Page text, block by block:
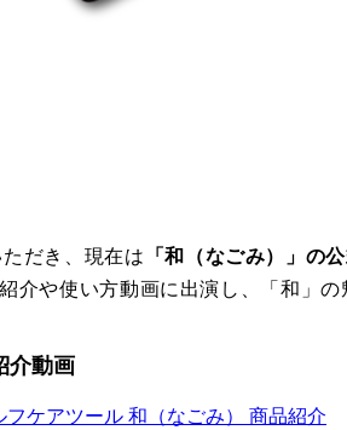
だき、現在は 「和（なごみ）」の
介や使い方動画に出演し、「和」
介動画
フケアツール 和（なごみ） 商品紹介